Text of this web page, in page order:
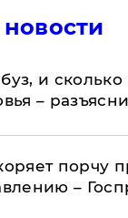
и
–
порчу
–